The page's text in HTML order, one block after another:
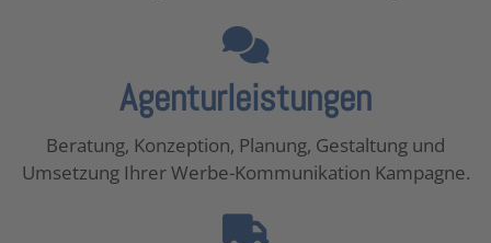
Agenturleistungen
Beratung, Konzeption, Planung, Gestaltung und
Umsetzung Ihrer Werbe-Kommunikation Kampagne.